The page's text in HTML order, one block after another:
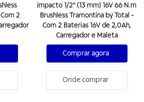
2
impacto 1/2" (13 mm) 16V 66 N.m
Brushless Tramontina by Total -
Com 2 Baterias 16V de 2,0Ah,
Carregador e Maleta
Comprar agora
Onde comprar